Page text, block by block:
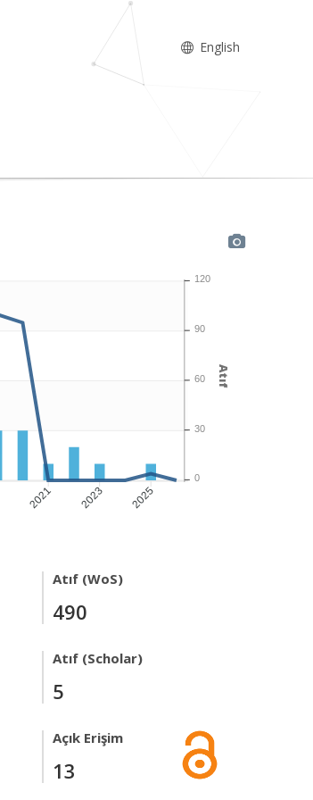
English
2021 2023 2025
120
90
60
30
0
Atıf
Atıf (WoS)
490
Atıf (Scholar)
5
Açık Erişim
13